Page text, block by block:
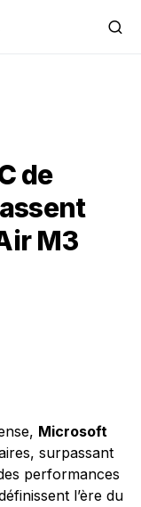
de
M3
Microsoft
surpassant
performances
l’ère du